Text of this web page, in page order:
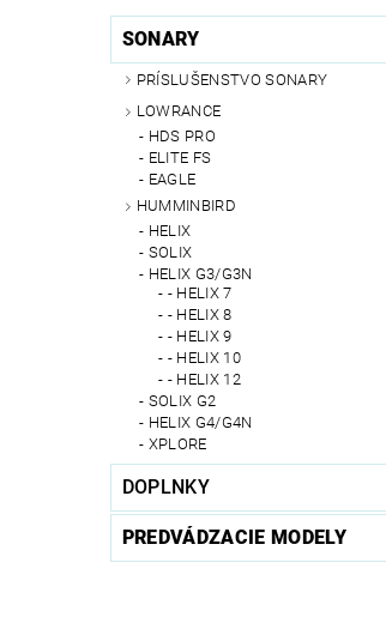
SONARY
PRÍSLUŠENSTVO SONARY
LOWRANCE
HDS PRO
ELITE FS
EAGLE
HUMMINBIRD
HELIX
SOLIX
HELIX G3/G3N
- HELIX 7
- HELIX 8
- HELIX 9
- HELIX 10
- HELIX 12
SOLIX G2
HELIX G4/G4N
XPLORE
DOPLNKY
PREDVÁDZACIE MODELY